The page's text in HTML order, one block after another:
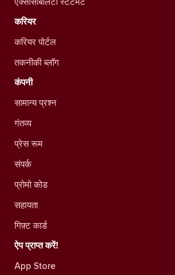
करियर
करियर पोर्टल
तकनीकी ब्लॉग
कंपनी
सामान्य प्रश्न
गंतव्य
प्रेस रूम
संपर्क
प्रोमो कोड
सहायता
गिफ़्ट कार्ड
ऐप प्राप्त करें!
App Store